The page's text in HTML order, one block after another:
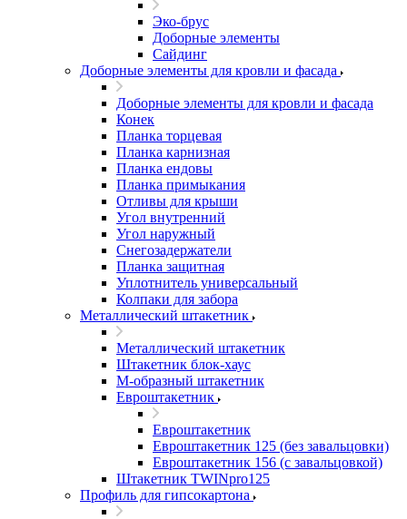
Эко-брус
Доборные элементы
Сайдинг
Доборные элементы для кровли и фасада
Доборные элементы для кровли и фасада
Конек
Планка торцевая
Планка карнизная
Планка ендовы
Планка примыкания
Отливы для крыши
Угол внутренний
Угол наружный
Снегозадержатели
Планка защитная
Уплотнитель универсальный
Колпаки для забора
Металлический штакетник
Металлический штакетник
Штакетник блок-хаус
М-образный штакетник
Евроштакетник
Евроштакетник
Евроштакетник 125 (без завальцовки)
Евроштакетник 156 (с завальцовкой)
Штакетник TWINpro125
Профиль для гипсокартона